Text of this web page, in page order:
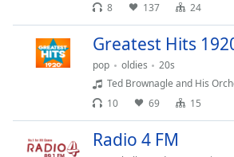
Opacity
Background
Color
8
137 24
Greatest Hits
pop oldies
20s
Ted Brownagle and His Orchestra -
10
69 15
Radio 4 FM